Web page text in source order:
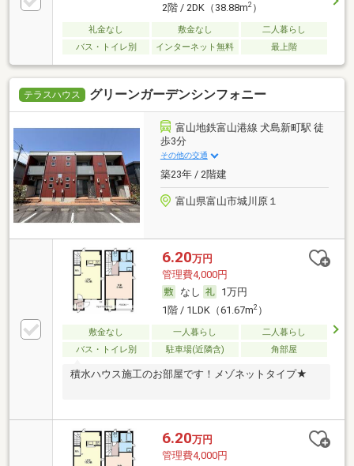
2階 / 2DK（38.88m2）
礼金なし 敷金なし
二人暮らし
バス・トイレ別
インターネット無料 最上階
テラスハウス グリーンガーデンシンフォニー
富山地鉄富山港線 犬島新町駅 徒
歩3分
その他の交通
築23年 / 2階建
富山県富山市城川原１
6.20万円
管理費4,000円
なし
1万円
1階 / 1LDK（61.67m2）
敷金なし 一人暮らし
二人暮らし
バス・トイレ別
駐車場(近隣含) 角部屋
積水ハウス施工のお部屋です！メゾネットタイプ★
6.20万円
管理費4,000円